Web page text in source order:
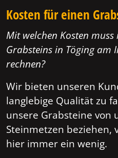
Kosten für einen
Mit welchen Kosten
Grabsteins in Töging am
rechnen?
Wir bieten unseren
langlebige Qualität zu
unsere Grabsteine von
Steinmetzen beziehen,
hier immer ein wenig.